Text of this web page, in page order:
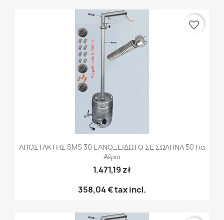
ΑΠΟΣΤΑΚΤΗΣ SMS 30 L ΑΝΟΞΕΙΔΩΤΟ ΣΕ ΣΩΛΗΝΑ 50 Για
Αέριο
1.471,19 zł
358,04 €tax incl.
favorite_border